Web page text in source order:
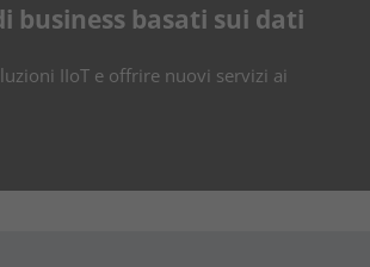
business basati sui dati
IIoT e offrire nuovi servizi ai